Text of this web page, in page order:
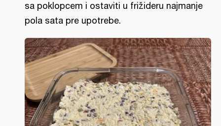
sa poklopcem i ostaviti u frižideru najmanje
pola sata pre upotrebe.